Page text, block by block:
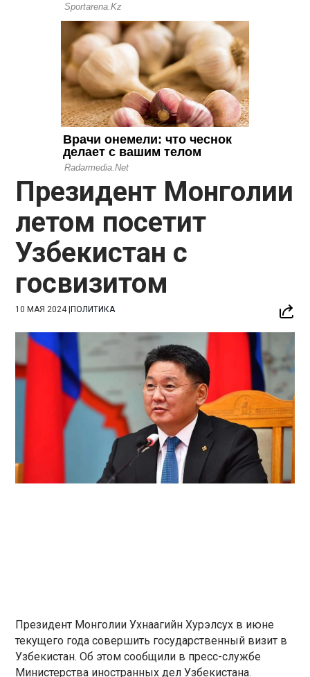
Президент Монголии
летом посетит
Узбекистан с
госвизитом
10 МАЯ 2024|ПОЛИТИКА
Президент Монголии Ухнаагийн Хурэлсух в июне
текущего года совершить государственный визит в
Узбекистан. Об этом сообщили в пресс-службе
Министерства иностранных дел Узбекистана.